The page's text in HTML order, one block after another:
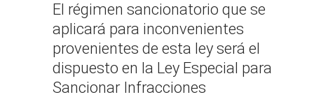
El régimen sancionatorio que se
aplicará para inconvenientes
provenientes de esta ley será el
dispuesto en la Ley Especial para
Sancionar Infracciones